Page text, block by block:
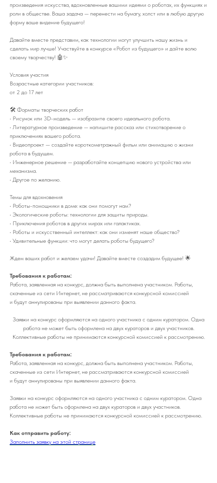
произведения искусства, вдохновленные вашими идеями о роботах, их функциях и
роли в обществе. Ваша задача — перенести на бумагу, холст или в любую другую
форму ваше видение будущего!
Давайте вместе представим, как технологии могут улучшить нашу жизнь и
сделать мир лучше! Участвуйте в конкурсе «Робот из будущего» и дайте волю
своему творчеству! 🤖✨
Условия участия
Возрастные категории участников:
от 2 до 17 лет
🛠 Форматы творческих работ
• Рисунок или 3D-модель — изобразите своего идеального робота.
• Литературное произведение — напишите рассказ или стихотворение о
приключениях вашего робота.
• Видеопроект — создайте короткометражный фильм или анимацию о жизни
робота в будущем.
• Инженерное решение — разработайте концепцию нового устройства или
механизма.
• Другое по желанию.
Темы для вдохновения
• Роботы-помощники в доме: как они помогут нам?
• Экологические роботы: технологии для защиты природы.
• Приключения роботов в других мирах или галактиках.
• Роботы и искусственный интеллект: как они изменят наше общество?
• Удивительные функции: что могут делать роботы будущего?
Ждем ваших работ и желаем удачи! Давайте вместе создадим будущее! 🌟
Требования к работам:
Работа, заявленная на конкурс, должна быть выполнена участником. Работы,
скаченные из сети Интернет, не рассматриваются конкурсной комиссией
и будут аннулированы при выявлении данного факта.
Заявки на конкурс оформляются на одного участника с одним куратором. Одна
работа не может быть оформлена на двух кураторов и двух участников.
Коллективные работы не принимаются конкурсной комиссией к рассмотрению.
Требования к работам:
Работа, заявленная на конкурс, должна быть выполнена участником. Работы,
скаченные из сети Интернет, не рассматриваются конкурсной комиссией
и будут аннулированы при выявлении данного факта.
Заявки на конкурс оформляются на одного участника с одним куратором. Одна
работа не может быть оформлена на двух кураторов и двух участников.
Коллективные работы не принимаются конкурсной комиссией к рассмотрению.
Как отправить работу:
Заполнить заявку на этой странице